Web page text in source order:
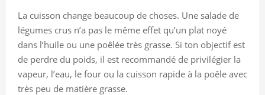
La cuisson change beaucoup de choses. Une salade de
légumes crus n’a pas le même effet qu’un plat noyé
dans l’huile ou une poêlée très grasse. Si ton objectif est
de perdre du poids, il est recommandé de privilégier la
vapeur, l’eau, le four ou la cuisson rapide à la poêle avec
très peu de matière grasse.